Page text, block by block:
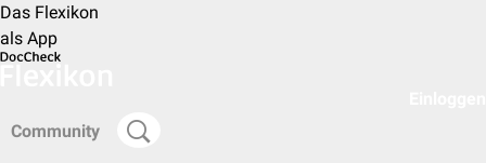
Das Flexikon
als App
Community